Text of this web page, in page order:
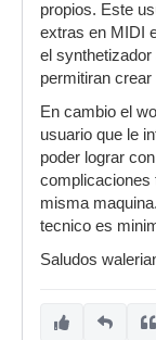
propios. Este
extras en MIDI
el
permitiran
En cambio el
usuario que le
poder lograr
complicaciones
misma
tecnico es
Saludos